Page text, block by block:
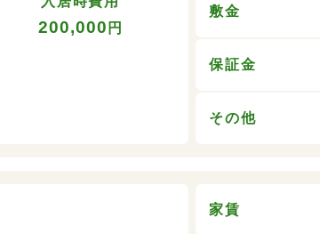
200,000 円
敷金
保証金
その他
家賃